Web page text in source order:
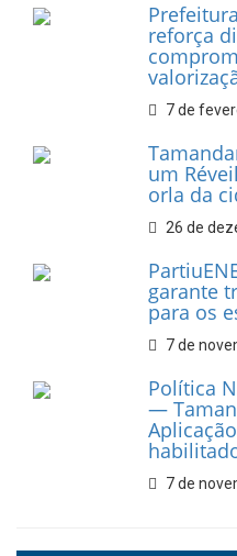
reforça
7 de
um
orla da
26 de
garante
para os
7 de
Política
—
7 de